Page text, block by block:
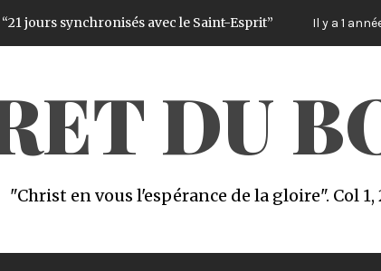
synchronisés avec le Saint-Esprit” Il y a 1 année
DU
"Christ en vous l'espérance de la gloire". Col 1,